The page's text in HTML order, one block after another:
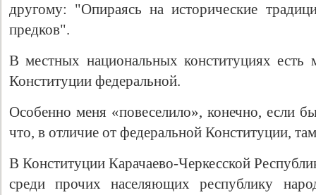
другому: "Опираясь на исторические
предков".
В местных национальных конституциях есть
Конституции федеральной.
Особенно меня «повеселило», конечно, если
что, в отличие от федеральной Конституции,
В Конституции Карачаево-Черкесской
среди прочих населяющих республику